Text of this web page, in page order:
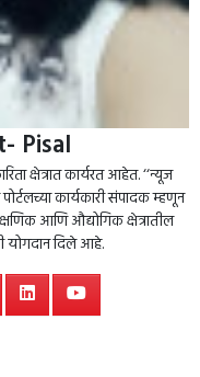
Pisal
क्षेत्रात कार्यरत आहेत. ‘‘न्यूज
कार्यकारी संपादक म्हणून
आणि औद्योगिक क्षेत्रातील
योगदान दिले आहे.